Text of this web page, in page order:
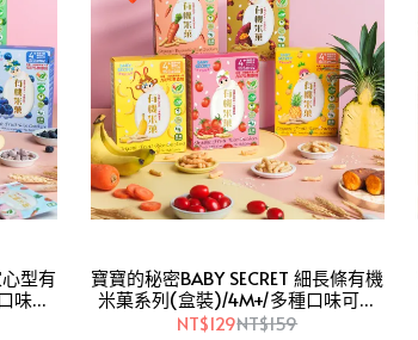
味可
寶寶的秘密BABY SECRET 細長條有機
米菓系列(盒裝)/4M+/多種口味可選
【愛吾兒】
NT$129NT$159